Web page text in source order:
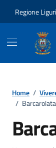
Regione
Home /
/